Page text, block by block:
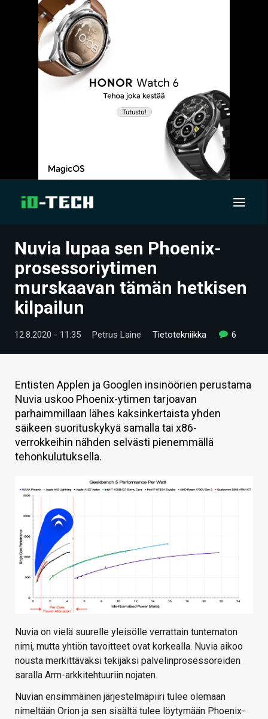
UUTISET
ARTIKKELIT
VIDEOT
TECHBBS
HINTA.FI
KAUPPA
VAIHDA TEEMA
HAKU
Nuvia lupaa sen Phoenix-
prosessoriytimen
murskaavan tämän hetkisen
kilpailun
12.8.2020 - 11:35 Petrus Laine Tietotekniikka 6
Entisten Applen ja Googlen insinöörien perustama
Nuvia uskoo Phoenix-ytimen tarjoavan
parhaimmillaan lähes kaksinkertaista yhden
säikeen suorituskykyä samalla tai x86-
verrokkeihin nähden selvästi pienemmällä
tehonkulutuksella.
Nuvia on vielä suurelle yleisölle verrattain tuntematon
nimi, mutta yhtiön tavoitteet ovat korkealla. Nuvia aikoo
nousta merkittäväksi tekijäksi palvelinprosessoreiden
saralla Arm-arkkitehtuuriin nojaten.
Nuvian ensimmäinen järjestelmäpiiri tulee olemaan
nimeltään Orion ja sen sisältä tulee löytymään Phoenix-